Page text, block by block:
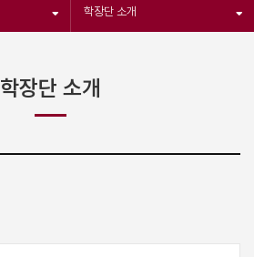
학장단 소개
학장단 소개